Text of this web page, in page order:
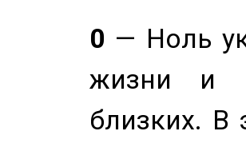
0 — Ноль
жизни и
близких.